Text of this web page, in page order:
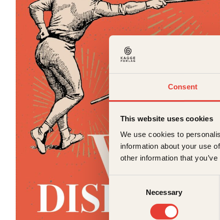
Consent
This website uses cookies
We use cookies to
information about your use
other information that
Consent
Necessary